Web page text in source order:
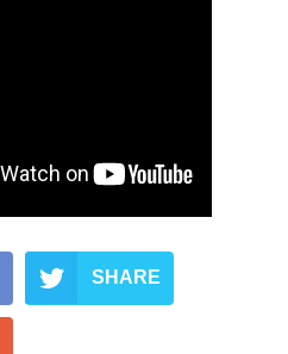
SHARE